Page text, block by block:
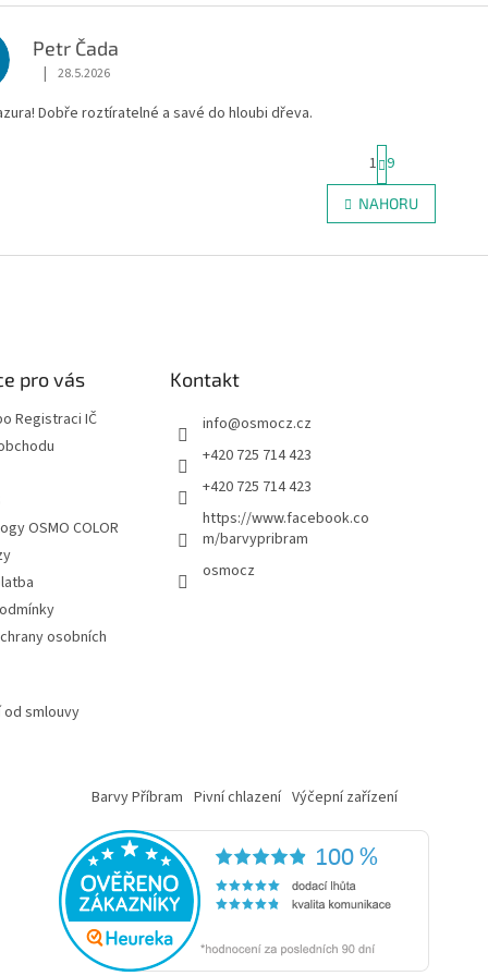
Petr Čada
Hodnocení obchodu je 5 z 5 hvězdiček.
| 28.5.2026
Dobře roztíratelné a savé do hloubi dřeva.
O
v
á
S
t
r
á
n
1 9
NAHORU
pro vás
Registraci IČ
OSMO COLOR
osobních
smlouvy
Kontakt
info@osmocz.cz
+420 725 714 423
+420 725 714 423
https://www.facebook.co
m/barvypribram
osmocz
Barvy Příbram Pivní chlazení Výčepní zařízení